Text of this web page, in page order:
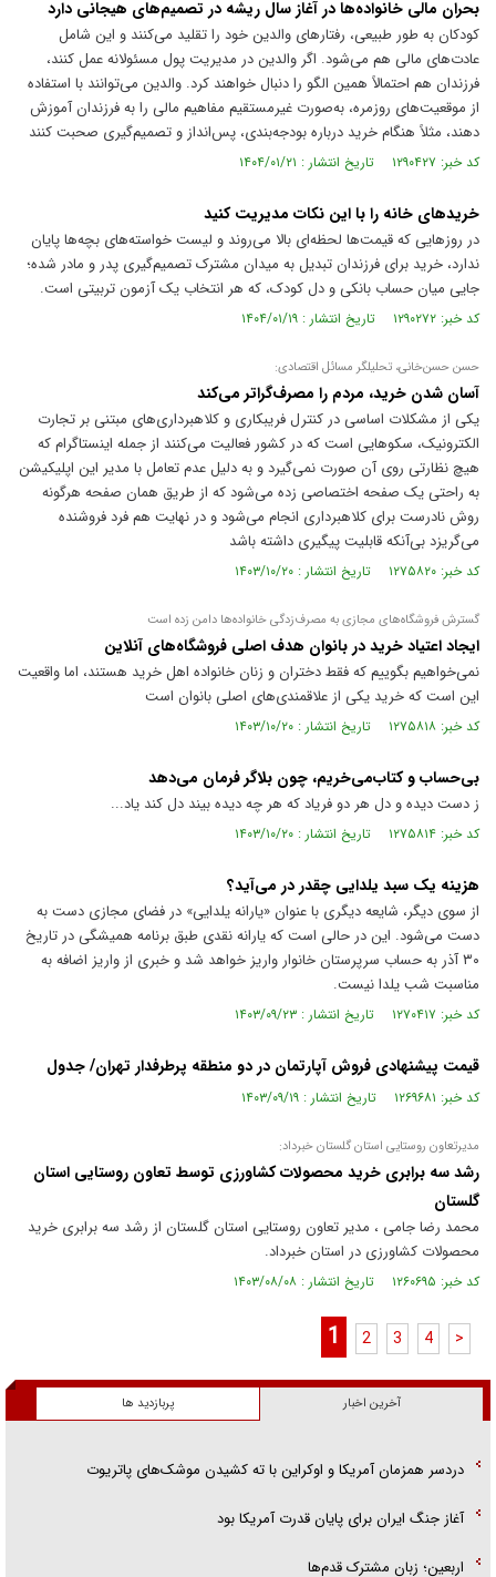
بحران مالی خانواده‌ها در آغاز سال ریشه در تصمیم‌های هیجانی دارد
کودکان به طور طبیعی، رفتار‌های والدین خود را تقلید می‌کنند و این شامل
عادت‌های مالی هم می‌شود. اگر والدین در مدیریت پول مسئولانه عمل کنند،
فرزندان هم احتمالاً همین الگو را دنبال خواهند کرد. والدین می‌توانند با استفاده
از موقعیت‌های روزمره، به‌صورت غیرمستقیم مفاهیم مالی را به فرزندان آموزش
دهند، مثلاً هنگام خرید درباره بودجه‌بندی، پس‌انداز و تصمیم‌گیری صحبت کنند
کد خبر: ۱۲۹۰۴۲۷ تاریخ انتشار : ۱۴۰۴/۰۱/۲۱
خرید‌های خانه را با این نکات مدیریت کنید
در روز‌هایی که قیمت‌ها لحظه‌ای بالا می‌روند و لیست خواسته‌های بچه‌ها پایان
ندارد، خرید برای فرزندان تبدیل به میدان مشترک تصمیم‌گیری پدر و مادر شده؛
جایی میان حساب بانکی و دل کودک، که هر انتخاب یک آزمون تربیتی است.
کد خبر: ۱۲۹۰۲۷۲ تاریخ انتشار : ۱۴۰۴/۰۱/۱۹
حسن حسن‌خانی، تحلیلگر مسائل اقتصادی:
آسان شدن خرید، مردم را مصرف‌گراتر می‌کند
یکی از مشکلات اساسی در کنترل فریبکاری و کلاهبرداری‌های مبتنی بر تجارت
الکترونیک، سکو‌هایی است که در کشور فعالیت می‌کنند از جمله اینستاگرام که
هیچ نظارتی روی آن صورت نمی‌گیرد و به دلیل عدم تعامل با مدیر این اپلیکیشن
به راحتی یک صفحه اختصاصی زده می‌شود که از طریق همان صفحه هرگونه
روش نادرست برای کلاهبرداری انجام می‌شود و در نهایت هم فرد فروشنده
می‌گریزد بی‌آنکه قابلیت پیگیری داشته باشد
کد خبر: ۱۲۷۵۸۲۰ تاریخ انتشار : ۱۴۰۳/۱۰/۲۰
گسترش فروشگاه‌های مجازی به مصرف‌زدگی خانواده‌ها دامن زده است
ایجاد اعتیاد خرید در بانوان هدف اصلی فروشگاه‌های آنلاین
نمی‌خواهیم بگوییم که فقط دختران و زنان خانواده اهل خرید هستند، اما واقعیت
این است که خرید یکی از علاقمندی‌های اصلی بانوان است
کد خبر: ۱۲۷۵۸۱۸ تاریخ انتشار : ۱۴۰۳/۱۰/۲۰
بی‌حساب و کتاب‌می‌خریم، چون بلاگر فرمان می‌دهد
ز دست دیده و دل هر دو فریاد که هر چه دیده بیند دل کند یاد...
کد خبر: ۱۲۷۵۸۱۴ تاریخ انتشار : ۱۴۰۳/۱۰/۲۰
هزینه یک سبد یلدایی چقدر در می‌آید؟
از سوی دیگر، شایعه دیگری با عنوان «یارانه یلدایی» در فضای مجازی دست به
دست می‌شود. این در حالی است که یارانه نقدی طبق برنامه همیشگی در تاریخ
۳۰ آذر به حساب سرپرستان خانوار واریز خواهد شد و خبری از واریز اضافه به
مناسبت شب یلدا نیست.
کد خبر: ۱۲۷۰۴۱۷ تاریخ انتشار : ۱۴۰۳/۰۹/۲۳
قیمت پیشنهادی فروش آپارتمان در دو منطقه پرطرفدار تهران/ جدول
کد خبر: ۱۲۶۹۶۸۱ تاریخ انتشار : ۱۴۰۳/۰۹/۱۹
مدیرتعاون روستایی استان گلستان خبرداد:
رشد سه برابری خرید محصولات کشاورزی توسط تعاون روستایی استان
گلستان
محمد رضا جامی ، مدیر تعاون روستایی استان گلستان از رشد سه برابری خرید
محصولات کشاورزی در استان خبرداد.
کد خبر: ۱۲۶۰۶۹۵ تاریخ انتشار : ۱۴۰۳/۰۸/۰۸
1 2 3 4 >
آخرین اخبار پربازدید ها
دردسر همزمان آمریکا و اوکراین با ته کشیدن موشک‌های پاتریوت
آغاز جنگ ایران برای پایان قدرت آمریکا بود
اربعین؛ زبان مشترک قدم‌ها